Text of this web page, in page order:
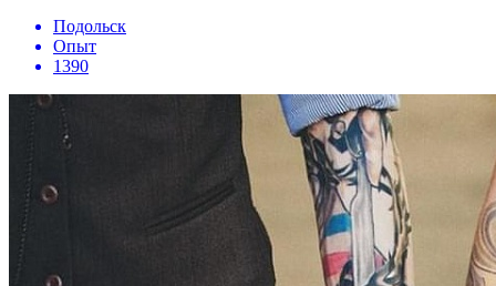
Подольск
Опыт
1390